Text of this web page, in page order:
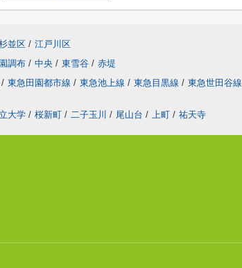
並区 / 江戸川区
調布 / 中央 / 東雪谷 / 赤堤
/ 東急田園都市線 / 東急池上線 / 東急目黒線 / 東急世田谷線
大学 / 桜新町 / 二子玉川 / 尾山台 / 上町 / 祐天寺